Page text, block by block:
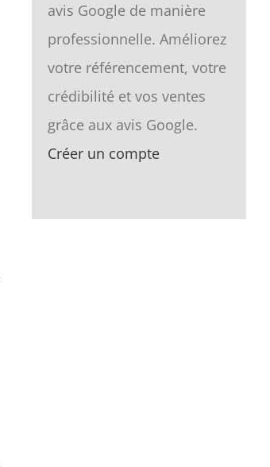
avis Google de manière
professionnelle. Améliorez
votre référencement, votre
crédibilité et vos ventes
grâce aux avis Google.
Créer un compte